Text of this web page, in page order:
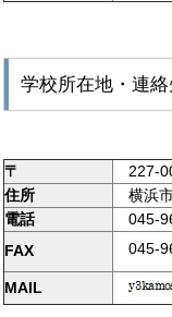
学校所在地・連
〒
227-
住所
横浜市
電話
045-
FAX
045-
MAIL